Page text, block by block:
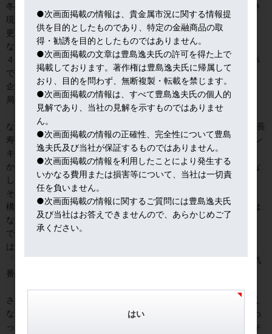
冬の影響など特殊要因で、統計的には「ノイズ＝雑音」と見るべき
現象だろう。来月の雇用統計は反動で急増かも。
更に、量より質の改善に注目したい。
なんといっても、平均時給（賃金）が前月比０．４％、年率３．
４％も増加した。失業率も３．８％に改善。賃金の伸びが３．４％
で、失業率が３．８％と接近中。
企業は採用したくても、雇用条件があうリクルートが出来ず、結
局、人手不足で新規雇用が増えないという事情がうかがえる。
なお、日本時間今朝（月曜朝）、NY
人気長
寿番組
60ミニッツに、パウエルFRB議長が、イエレン氏、バーナン
キ氏と生出演した。鋭いトークで知られる番組だけに、何を語る
か、言わされるか、注目されたが、結果的には慎重な発言で新味な
し。
それにしても現職FRB議長が、地上波人気番組に出るとはね。結
構、危ない冒険だったと思うよ。パウエル氏はマーケットだけでは
なく、一般視聴者とのコミュニケーションも透明にというわけか。
でも、一般視聴者に金融政策は分かりにくい。地上波だと、話題
は、結局、トランプ大統領の執拗な
「クビか」などになりがち。日本で黒田日銀総裁が、地上波の人気
番組に出ることは、まずあり得ないね。
さて、今日の写真は、いよいよガーラ湯沢も、春スキー。雪がなく
なった杉の木には花粉がたわわに。この時期になると、試験も終わ
った学生たちが急増してゲレンデは混み合う。それでも「私をスキ
●次画面掲載の情報は、貴金属市況に関する情報提
供を目的としたものであり、特定の金融商品の取
得・勧誘を目的としたものではありません。
●次画面掲載の文章は豊島逸夫氏の許可を得た上で
掲載しております。著作権は豊島逸夫氏に帰属して
おり、目的を問わず、無断複製・転載を禁じます。
●次画面掲載の情報は、すべて豊島逸夫氏の個人的
見解であり、当社の見解を示すものではありませ
ん。
●次画面掲載の情報の正確性、完全性について豊島
逸夫氏及び当社が保証するものではありません。
●次画面掲載の情報を利用したことにより発生する
いかなる費用または損害等について、当社は一切責
任を負いません。
●次画面掲載の情報に関するご質問には豊島逸夫氏
及び当社はお答えできませんので、あらかじめご了
承ください。
はい